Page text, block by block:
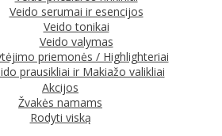
Veido serumai ir esencijos
Veido tonikai
Veido valymas
priemonės / Highlighteriai
prausikliai ir Makiažo valikliai
Akcijos
Žvakės namams
Rodyti viską